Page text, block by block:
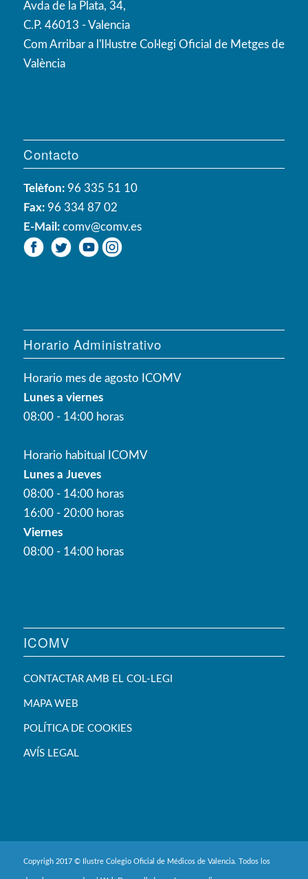
Avda de la Plata, 34,
C.P. 46013 - Valencia
Com Arribar a l'Il·lustre Col·legi Oficial de Metges de
València
Contacto
Telèfon: 96 335 51 10
Fax:96 334 87 02
E-Mail: comv@comv.es
Horario Administrativo
Horario mes de agosto ICOMV
Lunes a viernes
08:00 - 14:00 horas
Horario habitual ICOMV
Lunes a Jueves
08:00 - 14:00 horas
16:00 - 20:00 horas
Viernes
08:00 - 14:00 horas
ICOMV
CONTACTAR AMB EL COL-LEGI
MAPA WEB
POLÍTICA DE COOKIES
AVÍS LEGAL
Copyrigh 2017 © Ilustre Colegio Oficial de Médicos de Valencia. Todos los